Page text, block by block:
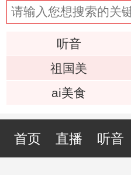
听音
祖国美
ai美食
首页 直播 听音